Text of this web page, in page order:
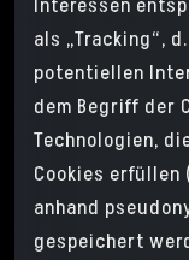
Interessen
als „Tracking“,
potentiellen
dem Begriff der
Technologien,
Cookies erfüllen
anhand
gespeichert